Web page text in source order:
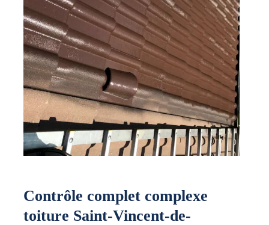
Contrôle complet complexe
toiture Saint-Vincent-de-